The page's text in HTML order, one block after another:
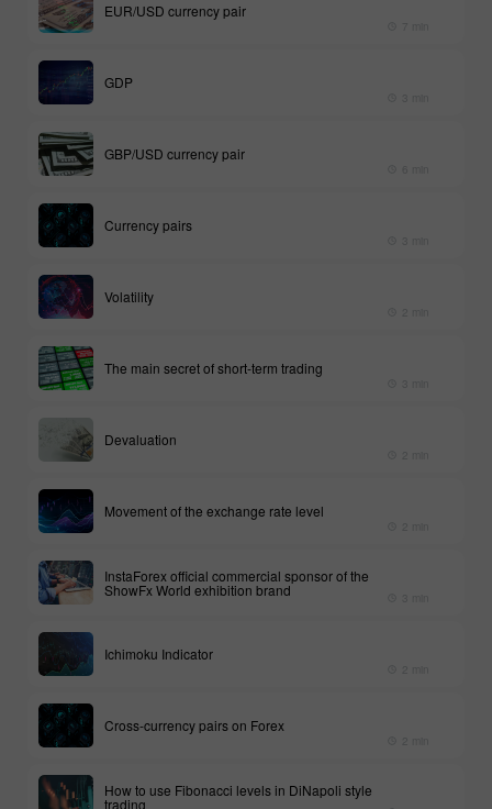
EUR/USD currency pair
GDP
GBP/USD currency pair
Currency pairs
Volatility
The main secret of short-term trading
Devaluation
Movement of the exchange rate level
InstaForex official commercial sponsor of the
ShowFx World exhibition brand
Ichimoku Indicator
Cross-currency pairs on Forex
How to use Fibonacci levels in DiNapoli style
trading